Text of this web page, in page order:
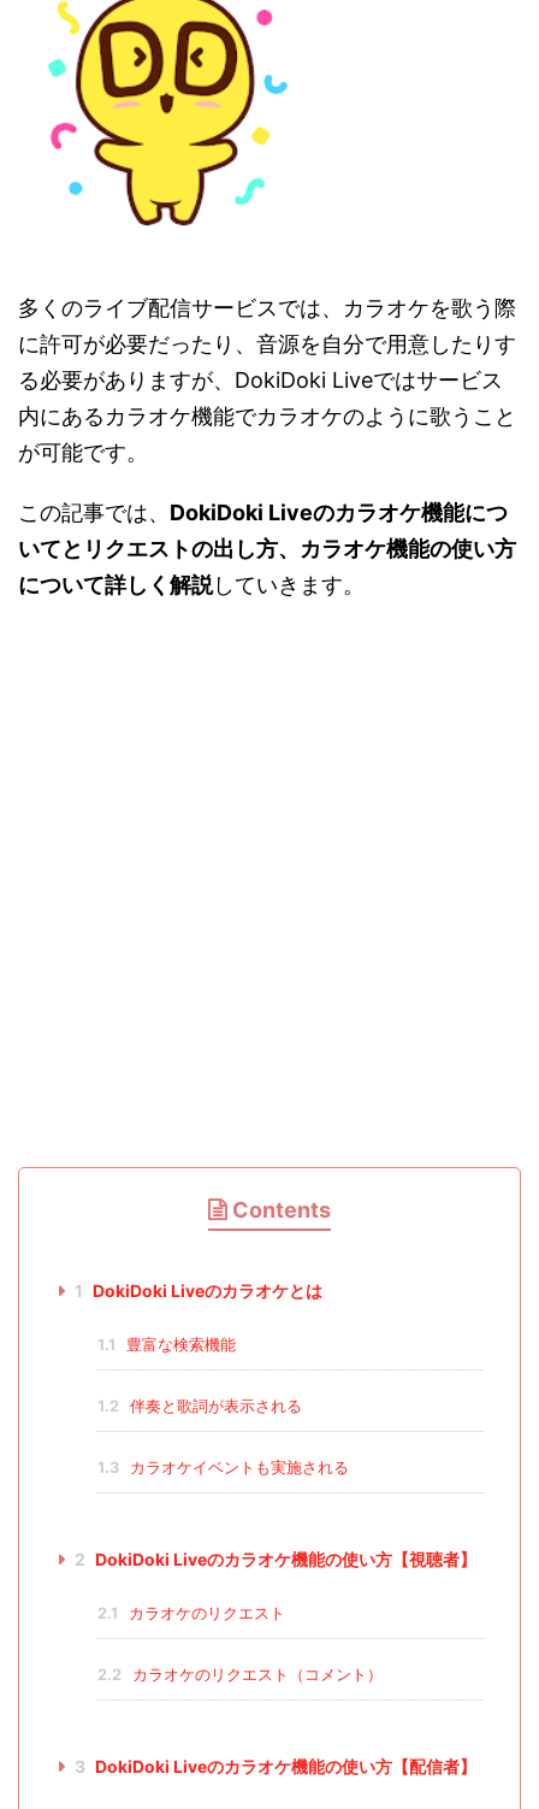
多くのライブ配信サービスでは、カラオケを歌う際
に許可が必要だったり、音源を自分で用意したりす
る必要がありますが、DokiDoki Liveではサービス
内にあるカラオケ機能でカラオケのように歌うこと
が可能です。
この記事では、 DokiDoki Liveのカラオケ機能につ
いてとリクエストの出し方、カラオケ機能の使い方
について詳しく解説していきます。
Contents
1 DokiDoki Liveのカラオケとは
1.1 豊富な検索機能
1.2 伴奏と歌詞が表示される
1.3 カラオケイベントも実施される
2 DokiDoki Liveのカラオケ機能の使い方【視聴者】
2.1 カラオケのリクエスト
2.2 カラオケのリクエスト（コメント）
3 DokiDoki Liveのカラオケ機能の使い方【配信者】